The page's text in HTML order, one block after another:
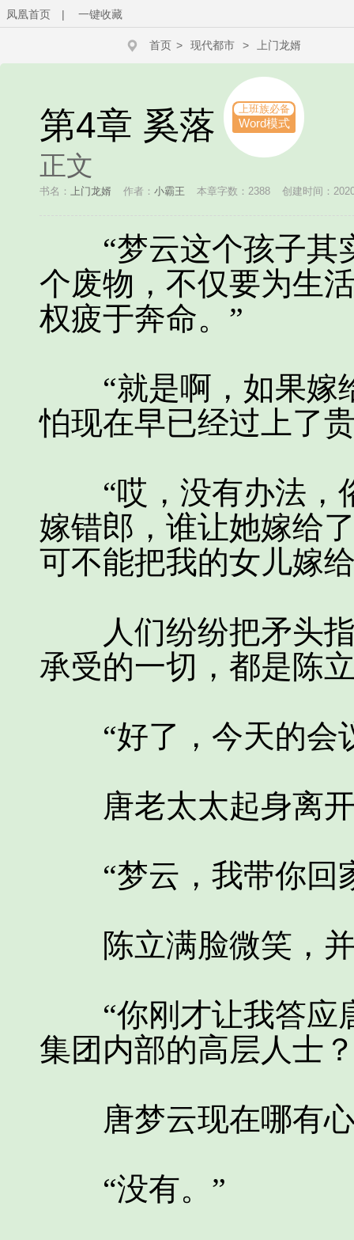
凤凰首页 | 一键收藏
首页 > 现代都市 > 上门龙婿
第4章 奚落 上班族必备
Word模式
正文
书名： 上门龙婿 作者： 小霸王 本章字数：2388 创建时间：
“梦云这个孩子其
个废物，不仅要为生
权疲于奔命。”
“就是啊，如果嫁
怕现在早已经过上了
“哎，没有办法，
嫁错郎，谁让她嫁给
可不能把我的女儿嫁
人们纷纷把矛头指
承受的一切，都是陈
“好了，今天的会
唐老太太起身离开
“梦云，我带你回
陈立满脸微笑，并
“你刚才让我答应
集团内部的高层人士
唐梦云现在哪有心
“没有。”